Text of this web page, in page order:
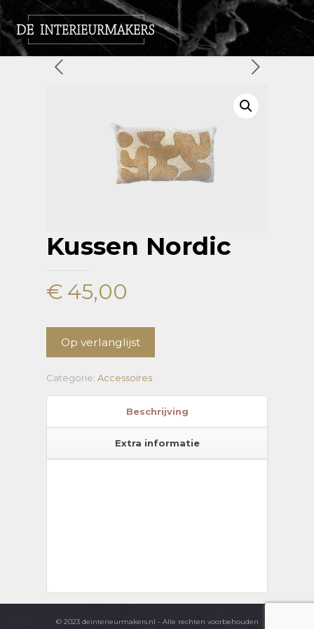
Kussen Nordic
€ 45,00
Op verlanglijst
Categorie: Accessoires
Beschrijving
Extra informatie
© 2023 deinterieurmakers.nl - Alle rechten voorbehouden